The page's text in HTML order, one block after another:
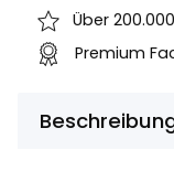
Über
Premium